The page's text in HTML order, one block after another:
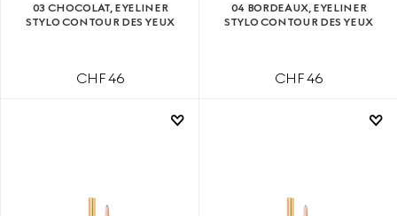
03 CHOCOLAT, EYELINER
STYLO CONTOUR DES YEUX
CHF 46
04 BORDEAUX, EYELINER
STYLO CONTOUR DES YEUX
CHF 46